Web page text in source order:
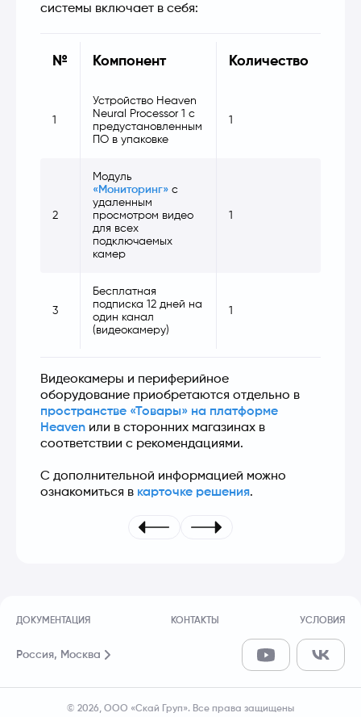
системы включает в себя:
№ Компонент Количество
1
Устройство Heaven
Neural Processor 1 с
предустановленным
ПО в упаковке
1
2
Модуль
«Мониторинг» с
удаленным
просмотром видео
для всех
подключаемых
камер
1
3
Бесплатная
подписка 12 дней на
один канал
(видеокамеру)
1
Видеокамеры и периферийное
пространстве «Товары» на платформе
Heaven или в сторонних магазинах в
соответствии с рекомендациями.
С дополнительной информацией можно
ознакомиться в карточке решения.
© 2026, ООО «Скай Груп». Все права защищены
ДОКУМЕНТАЦИЯ КОНТАКТЫ УСЛОВИЯ
Россия, Москва